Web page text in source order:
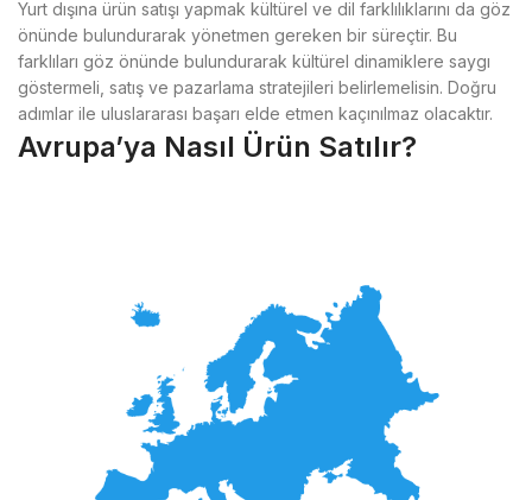
Yurt dışına ürün satışı yapmak kültürel ve dil farklılıklarını da göz
önünde bulundurarak yönetmen gereken bir süreçtir. Bu
farklıları göz önünde bulundurarak kültürel dinamiklere saygı
göstermeli, satış ve pazarlama stratejileri belirlemelisin. Doğru
adımlar ile uluslararası başarı elde etmen kaçınılmaz olacaktır.
Avrupa’ya Nasıl Ürün Satılır?